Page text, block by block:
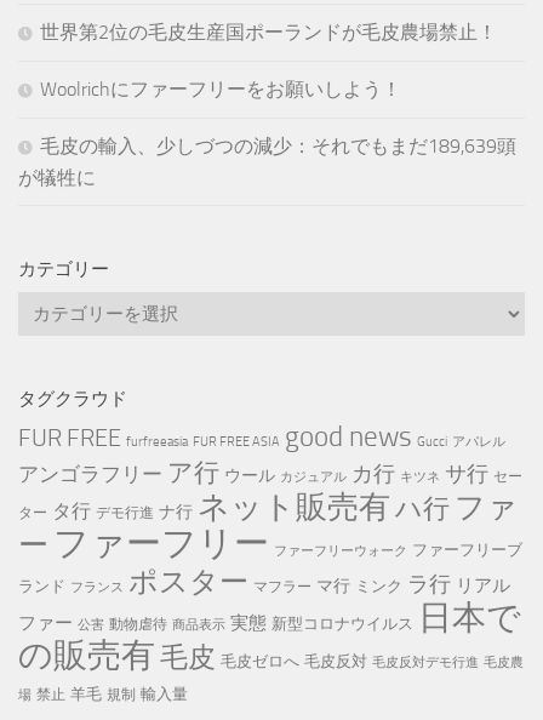
世界第2位の毛皮生産国ポーランドが毛皮農場禁止！
Woolrichにファーフリーをお願いしよう！
毛皮の輸入、少しづつの減少：それでもまだ189,639頭
が犠牲に
カテゴリー
カ
リ
ー
タグクラウド
FUR FREE furfreeasia FUR FREE ASIA good news Gucci アパレル
アンゴラフリー ア行 ウール カジュアル カ行 キツネ サ行 セー
ター タ行 デモ行進 ナ行 ネット販売有ハ行 ファ
ー ファーフリー ファーフリーウォーク ファーフリーブ
ランド フランス ポスター マフラー マ行 ミンク ラ行 リアル
ファー 公害 動物虐待 商品表示 実態 新型コロナウイルス
日本で
の販売有毛皮 毛皮ゼロへ 毛皮反対 毛皮反対デモ行進 毛皮農
場 禁止 羊毛 規制 輸入量